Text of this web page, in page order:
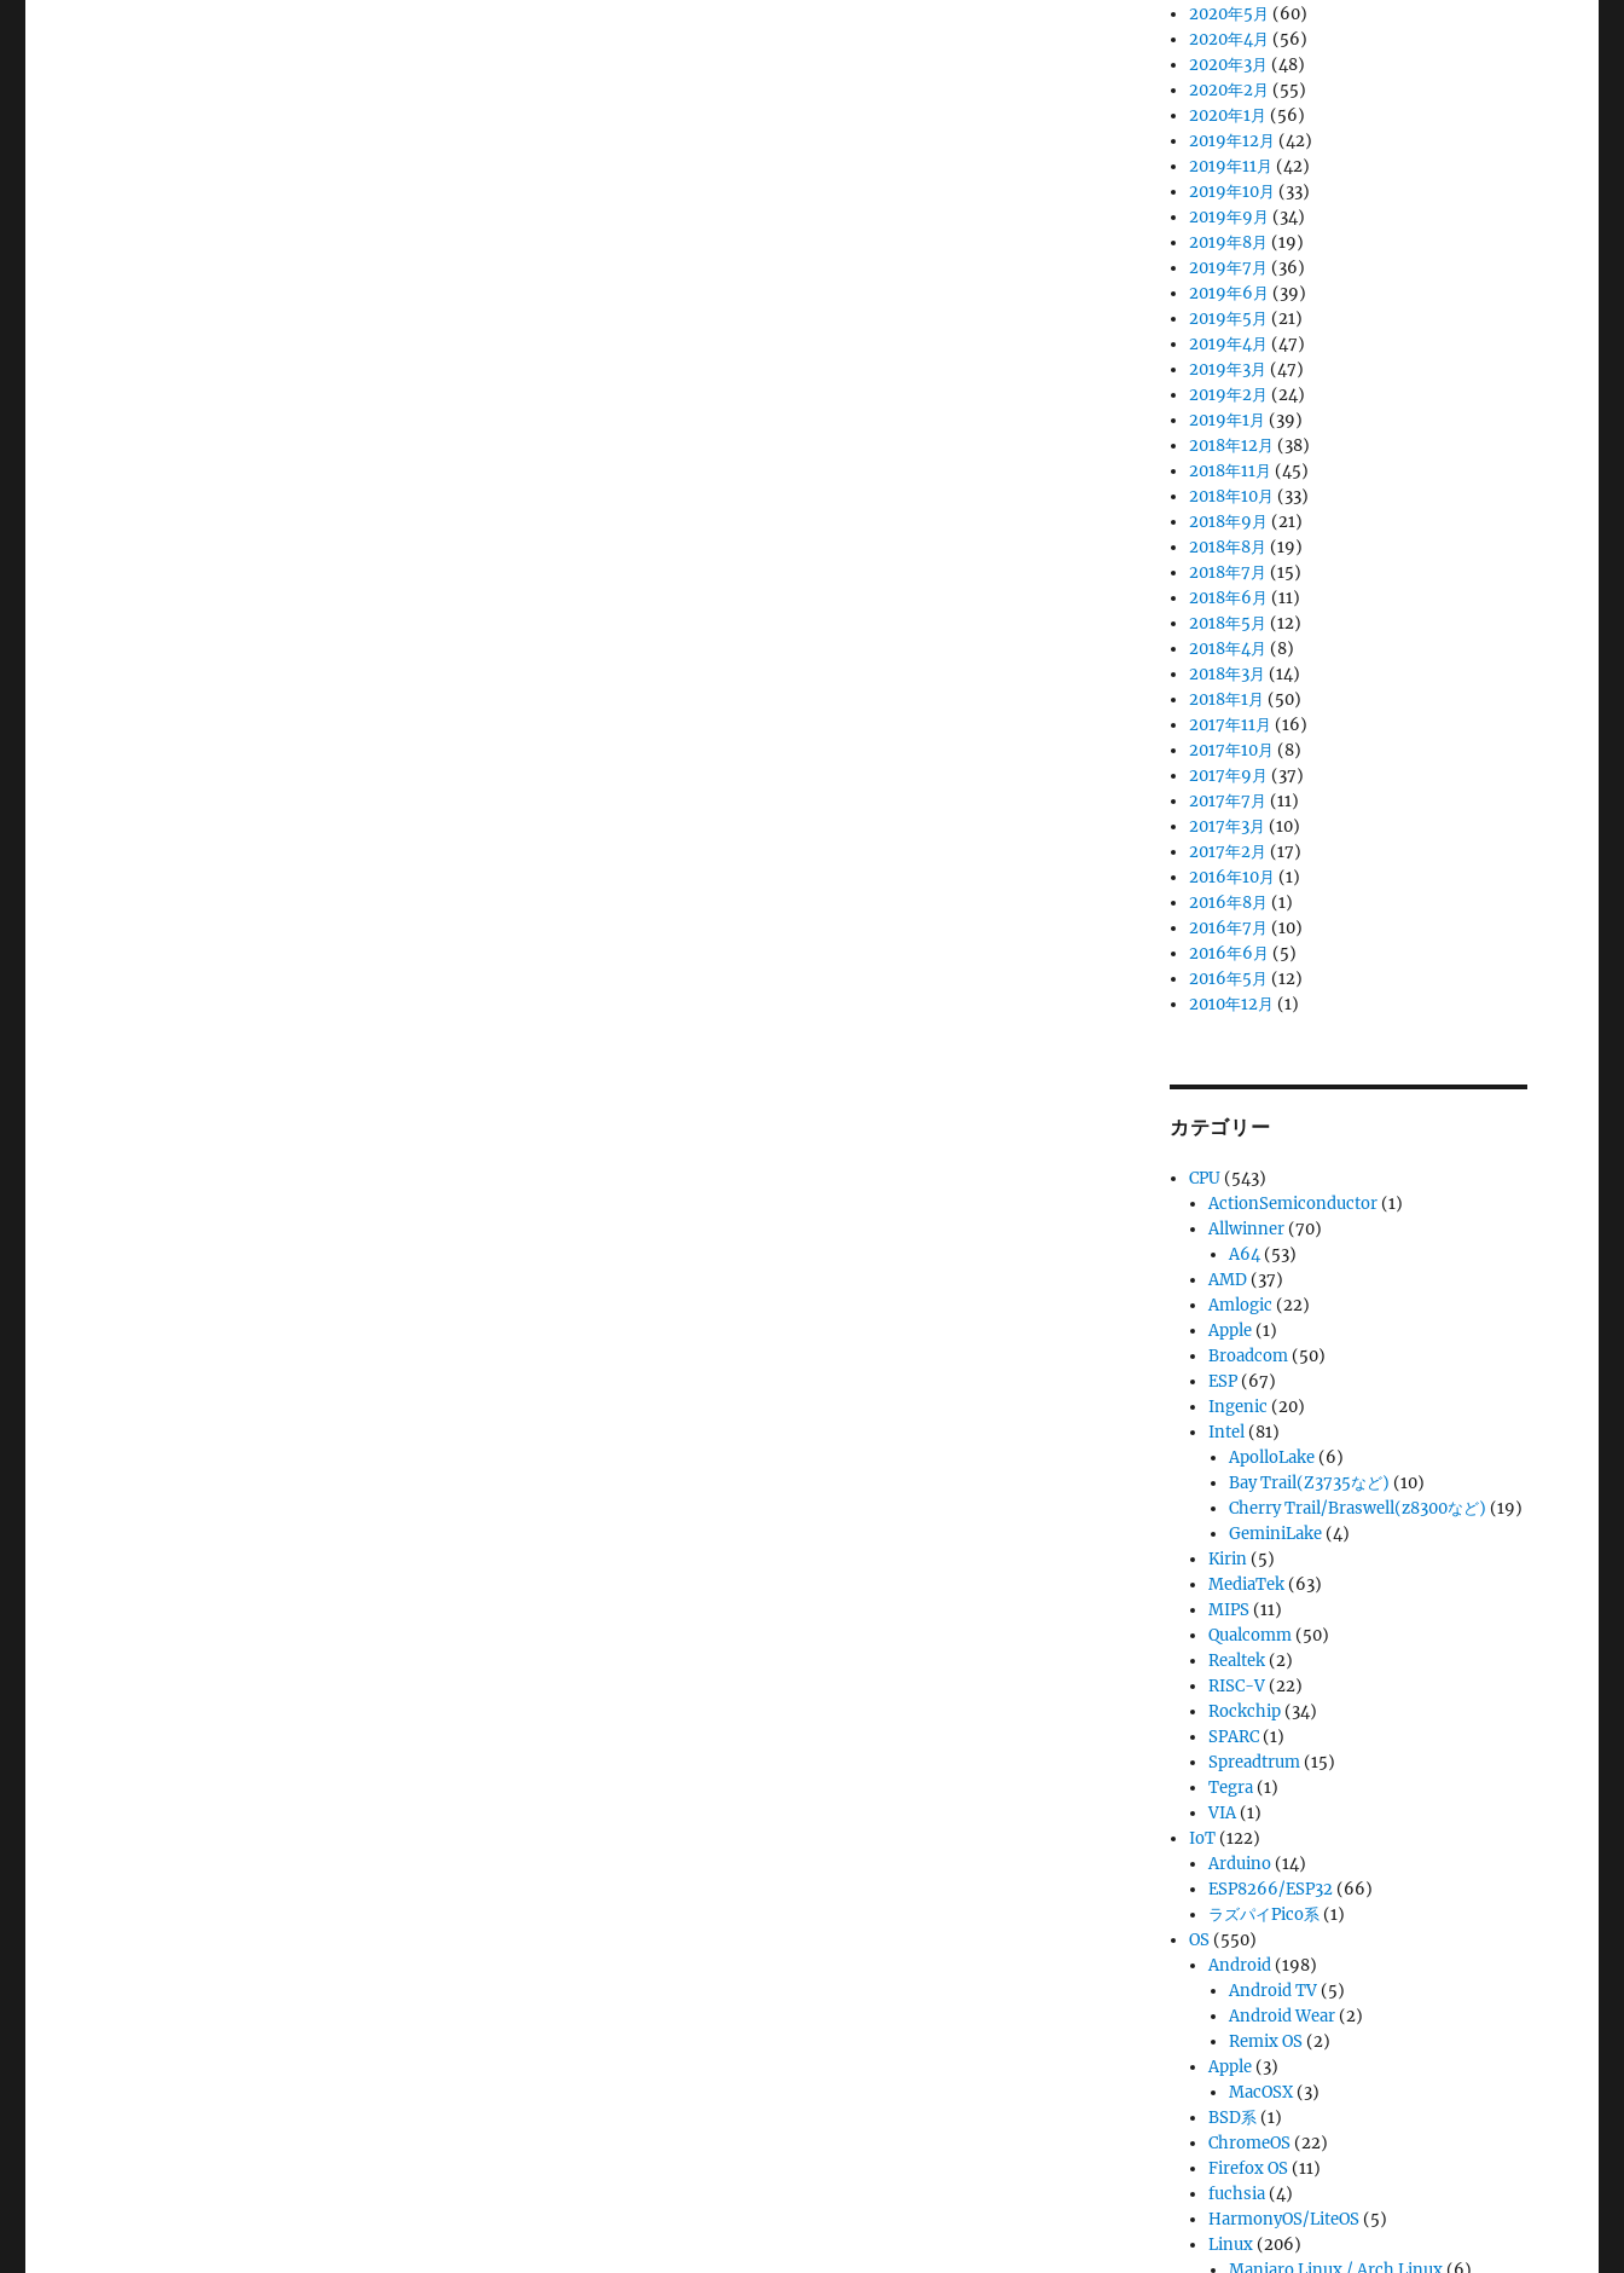
2020年5月 (60)
2020年4月 (56)
2020年3月 (48)
2020年2月 (55)
2020年1月 (56)
2019年12月 (42)
2019年11月 (42)
2019年10月 (33)
2019年9月 (34)
2019年8月 (19)
2019年7月 (36)
2019年6月 (39)
2019年5月 (21)
2019年4月 (47)
2019年3月 (47)
2019年2月 (24)
2019年1月 (39)
2018年12月 (38)
2018年11月 (45)
2018年10月 (33)
2018年9月 (21)
2018年8月 (19)
2018年7月 (15)
2018年6月 (11)
2018年5月 (12)
2018年4月 (8)
2018年3月 (14)
2018年1月 (50)
2017年11月 (16)
2017年10月 (8)
2017年9月 (37)
2017年7月 (11)
2017年3月 (10)
2017年2月 (17)
2016年10月 (1)
2016年8月 (1)
2016年7月 (10)
2016年6月 (5)
2016年5月 (12)
2010年12月 (1)
カテゴリー
CPU (543)
ActionSemiconductor (1)
Allwinner (70)
A64(53)
AMD (37)
Amlogic (22)
Apple (1)
Broadcom (50)
ESP (67)
Ingenic (20)
Intel (81)
ApolloLake(6)
Bay Trail(Z3735など) (10)
Cherry Trail/Braswell(z8300など) (19)
GeminiLake(4)
Kirin (5)
MediaTek (63)
MIPS (11)
Qualcomm (50)
Realtek (2)
RISC-V (22)
Rockchip (34)
SPARC (1)
Spreadtrum (15)
Tegra (1)
VIA(1)
IoT (122)
Arduino (14)
ESP8266/ESP32 (66)
ラズパイPico系 (1)
OS (550)
Android (198)
Android TV(5)
Android Wear(2)
Remix OS(2)
Apple (3)
MacOSX(3)
BSD系 (1)
ChromeOS (22)
Firefox OS (11)
fuchsia (4)
HarmonyOS/LiteOS (5)
Linux (206)